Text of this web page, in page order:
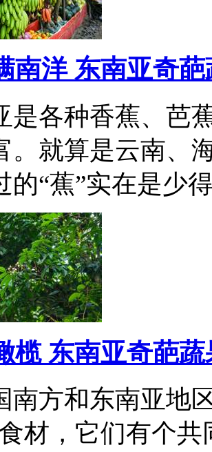
南洋 东南亚奇
是各种香蕉、芭
。就算是云南、
的“蕉”实在是
榄 东南亚奇葩
南方和东南亚地
材，它们有个